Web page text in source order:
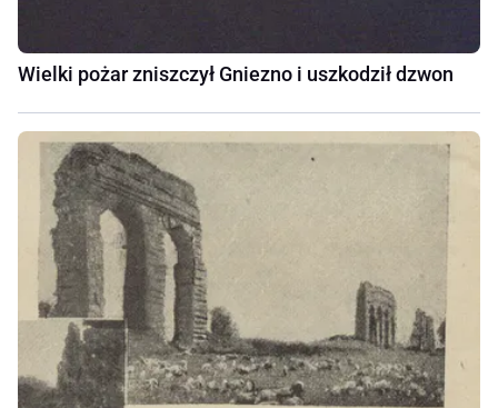
Wielki pożar zniszczył Gniezno i uszkodził dzwon